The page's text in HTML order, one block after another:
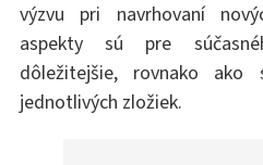
výzvu pri navrhovaní
aspekty sú pre
dôležitejšie, rovnako
jednotlivých zložiek.